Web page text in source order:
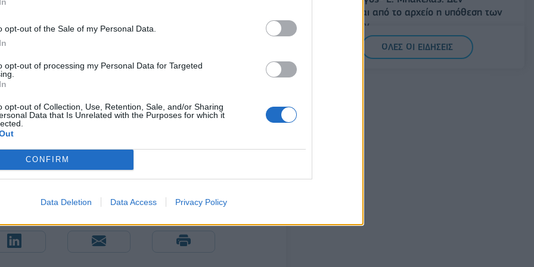
opt-out of the Sale of my Personal Data.
opt-out of processing my Personal Data for Targeted
opt-out of Collection, Use, Retention, Sale, and/or Sharing
Data that Is Unrelated with the Purposes for which it
CONFIRM
Data Deletion Data Access Privacy Policy
του Ιράν στον εμπλουτισμό του ουρανίου. Η
επίπεδο 60%, το οποίο απέχει ένα τεχνικό
ασαφής. Σύμφωνα με τις εκτιμήσεις των
πρόγραμμα της Τεχεράνης δεν θα
υψηλά εμπλουτισμένου ουρανίου
ανασύρεται από το αρχείο η υπόθεση των
υποκλοπών
07/08/2026 - 14:11
ΟΛΕΣ ΟΙ ΕΙΔΗΣΕΙΣ